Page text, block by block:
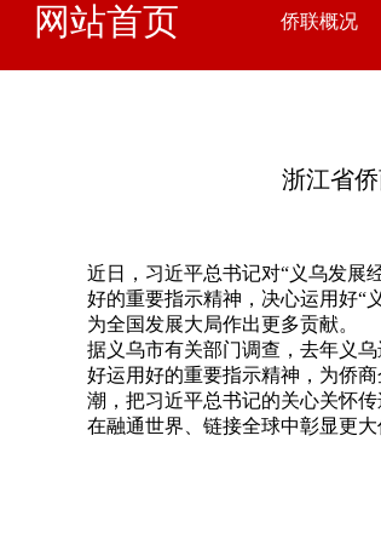
网站首页 侨联概况
浙江省
近日，习近平总书记对“义乌发展
好的重要指示精神，决心运用好“
为全国发展大局作出更多贡献。
据义乌市有关部门调查，去年义
好运用好的重要指示精神，为侨
潮，把习近平总书记的关心关怀
在融通世界、链接全球中彰显更